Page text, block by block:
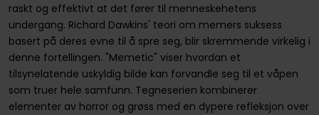
raskt og effektivt at det fører til menneskehetens
undergang. Richard Dawkins' teori om memers suksess
basert på deres evne til å spre seg, blir skremmende virkelig i
denne fortellingen. "Memetic" viser hvordan et
tilsynelatende uskyldig bilde kan forvandle seg til et våpen
som truer hele samfunn. Tegneserien kombinerer
elementer av horror og grøss med en dypere refleksjon over